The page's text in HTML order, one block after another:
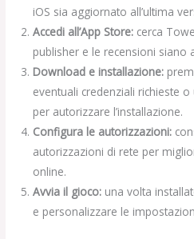
iOS sia aggiornato all’ultima
Accedi all’App Store: cerca
publisher e le recensioni siano
Download e installazione:
eventuali credenziali richieste
per autorizzare l’installazione.
Configura le autorizzazioni:
autorizzazioni di rete per
online.
Avvia il gioco: una volta
e personalizzare le